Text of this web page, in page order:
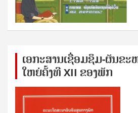
ເອກ​ະ​ສານ​ເຊ​ື່ອມ​ຊ​ຶມ-ຜັນ​ຂະ​
ໃຫຍ່​ຄັ້ງ​ທີ XII ຂອງ​ພັກ